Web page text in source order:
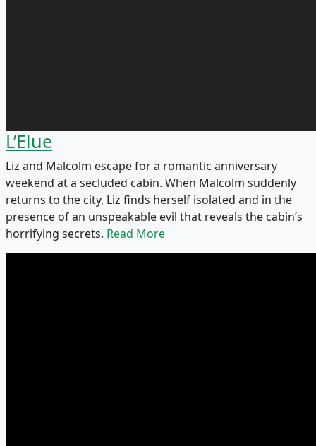
L’Elue
Liz and Malcolm escape for a romantic anniversary
weekend at a secluded cabin. When Malcolm suddenly
returns to the city, Liz finds herself isolated and in the
presence of an unspeakable evil that reveals the cabin’s
horrifying secrets. Read More